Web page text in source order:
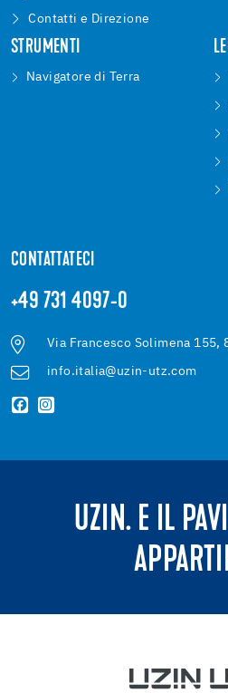
Contatti e Direzione
STRUMENTI
Navigatore di Terra
CONTATTATECI
+49 731 4097-0
Via Francesco Solimena 155,
info.italia@uzin-utz.com
UZIN. E IL